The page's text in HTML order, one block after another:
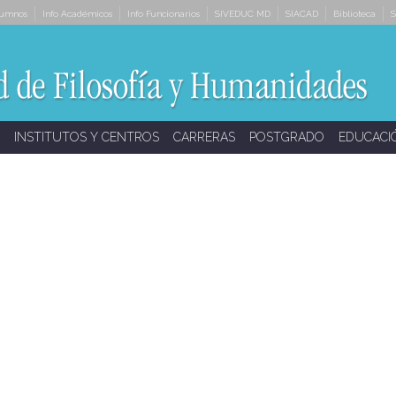
Info Académicos Info Funcionarios SIVEDUC MD SIACAD Biblioteca
INSTITUTOS Y CENTROS CARRERAS POSTGRADO